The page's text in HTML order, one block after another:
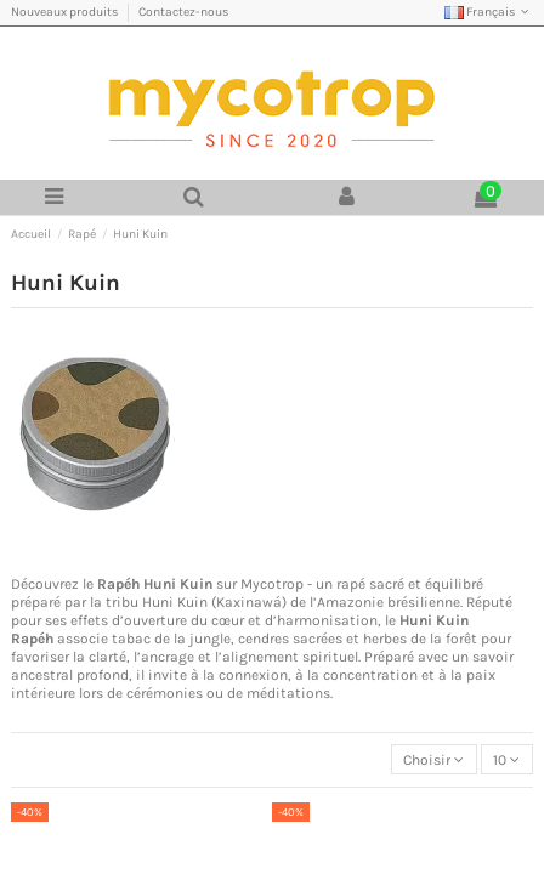
Nouveaux produits Contactez-nous Français
0
Accueil Rapé Huni Kuin
Huni Kuin
Découvrez le Rapéh Huni Kuin sur Mycotrop - un rapé sacré et équilibré
préparé par la tribu Huni Kuin (Kaxinawá) de l’Amazonie brésilienne. Réputé
pour ses effets d’ouverture du cœur et d’harmonisation, le Huni Kuin
Rapéh associe tabac de la jungle, cendres sacrées et herbes de la forêt pour
favoriser la clarté, l’ancrage et l’alignement spirituel. Préparé avec un savoir
ancestral profond, il invite à la connexion, à la concentration et à la paix
intérieure lors de cérémonies ou de méditations.
Choisir 10
-40% -40%